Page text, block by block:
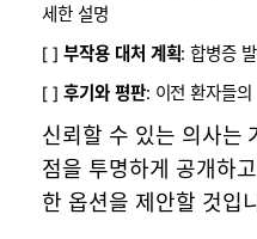
세한 설명
[ ] 부작용 대처 계획: 합병증
[ ] 후기와 평판: 이전 환자들
신뢰할 수 있는 의사는
점을 투명하게 공개하
한 옵션을 제안할 것입